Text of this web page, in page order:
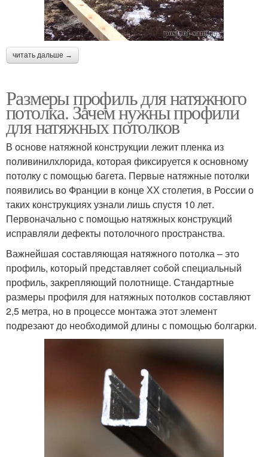
читать дальше →
Размеры профиль для натяжного
потолка. Зачем нужны профили
для натяжных потолков
В основе натяжной конструкции лежит пленка из
поливинилхлорида, которая фиксируется к основному
потолку с помощью багета. Первые натяжные потолки
появились во Франции в конце ХХ столетия, в России о
таких конструкциях узнали лишь спустя 10 лет.
Первоначально с помощью натяжных конструкций
исправляли дефекты потолочного пространства.
Важнейшая составляющая натяжного потолка – это
профиль, который представляет собой специальный
профиль, закрепляющий полотнище. Стандартные
размеры профиля для натяжных потолков составляют
2,5 метра, но в процессе монтажа этот элемент
подрезают до необходимой длины с помощью болгарки.